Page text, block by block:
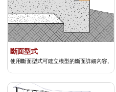
斷面型式
使用斷面型式可建立模型的斷面詳細內容。